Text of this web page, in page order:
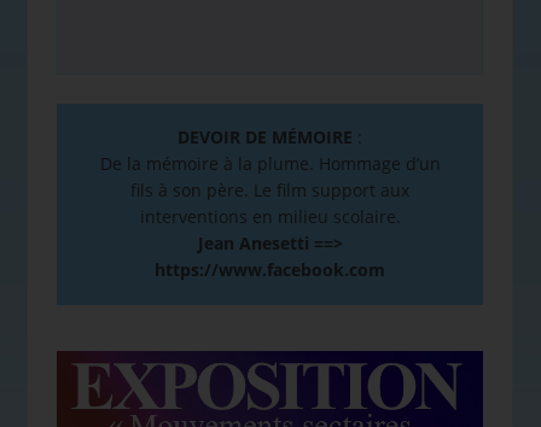
DEVOIR DE MÉMOIRE :
De la mémoire à la plume. Hommage d’un
fils à son père. Le film support aux
interventions en milieu scolaire.
Jean Anesetti ==>
https://www.facebook.com